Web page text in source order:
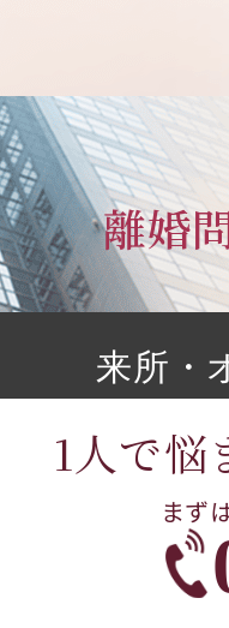
離婚
来所・
1人で悩
まず